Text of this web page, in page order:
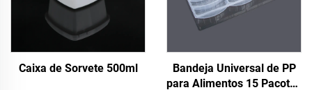
Caixa de Sorvete 500ml
Bandeja Universal de PP
para Alimentos 15 Pacotes